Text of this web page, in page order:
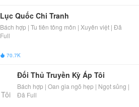
Lục Quốc Chi Tranh
Bách hợp | Tu tiên tông môn | Xuyên việt | Đã
Full
 70.7K
Đối Thủ Truyền Kỳ Áp Tôi
Bách hợp | Oan gia ngõ hẹp | Ngọt sủng |
Đã Full